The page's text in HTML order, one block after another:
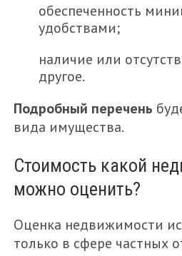
обеспеченность
удобствами;
наличие или
другое.
Подробный перечень
вида имущества.
Стоимость какой
можно оценить?
Оценка недвижимости
только в сфере частных